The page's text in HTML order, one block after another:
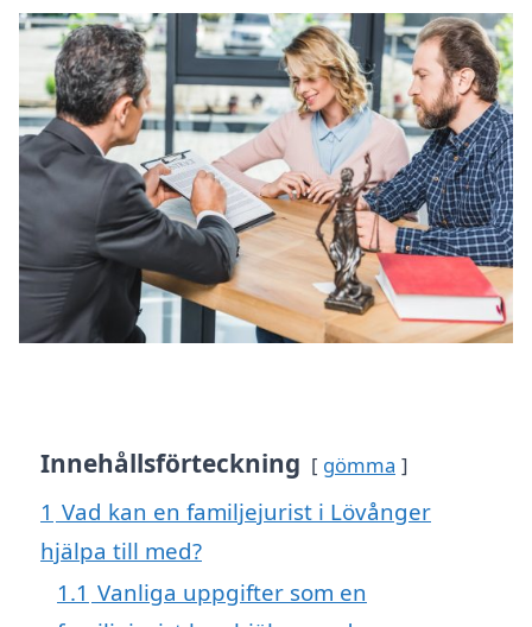
Innehållsförteckning gömma
1 Vad kan en familjejurist i Lövånger
hjälpa till med?
1.1 Vanliga uppgifter som en